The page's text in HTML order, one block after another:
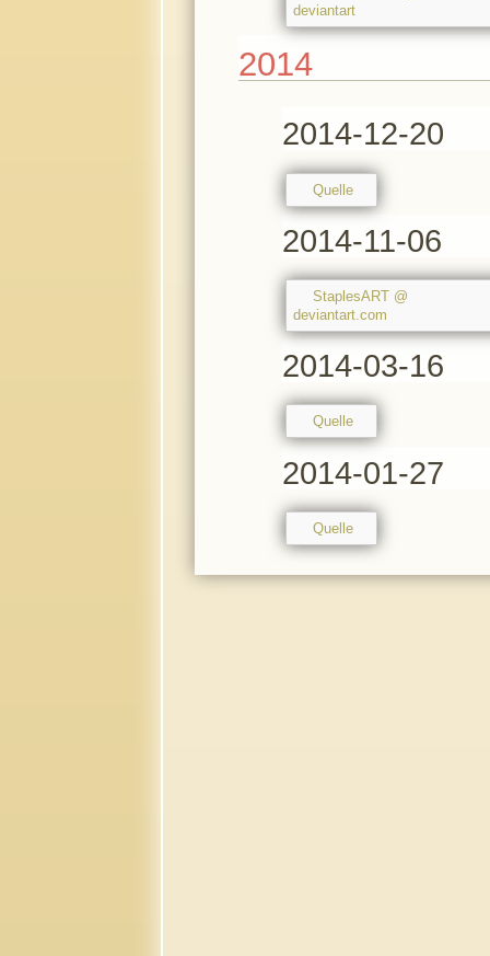
deviantart
2014
2014-12-20
Quelle
2014-11-06
StaplesART @
deviantart.com
2014-03-16
Quelle
2014-01-27
Quelle